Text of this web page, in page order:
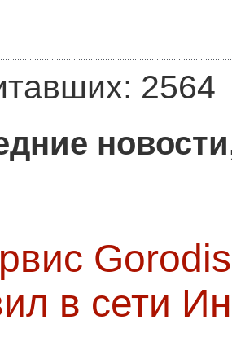
2564
в сети